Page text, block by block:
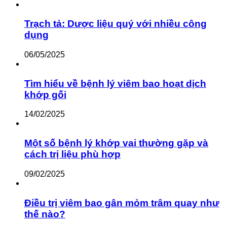
Trạch tả: Dược liệu quý với nhiều công
dụng
06/05/2025
Tìm hiểu về bệnh lý viêm bao hoạt dịch
khớp gối
14/02/2025
Một số bệnh lý khớp vai thường gặp và
cách trị liệu phù hợp
09/02/2025
Điều trị viêm bao gân mỏm trâm quay như
thế nào?